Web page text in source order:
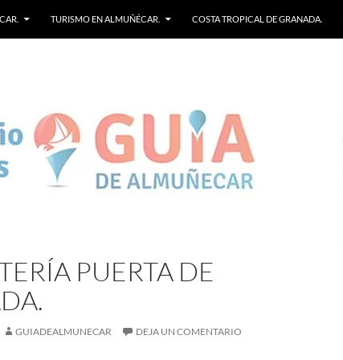
TURISMO EN ALMUÑÉCAR. COSTA TROPICAL DE GRANADA.
PUERTA DE
GUIADEALMUNECAR DEJA UN COMENTARIO